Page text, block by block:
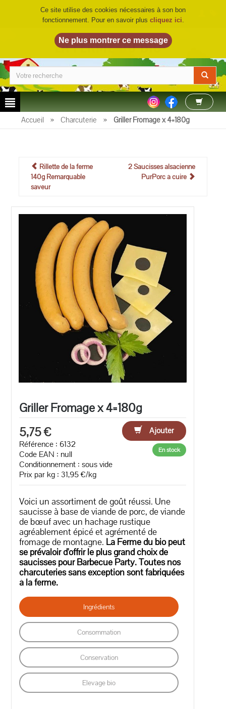
LA FERME DU BIO©
Accueil » Charcuterie » Griller Fromage x 4=180g
Rillette de la ferme
140g Remarquable
saveur
2 Saucisses alsacienne
PurPorc à cuire
Griller Fromage x 4=180g
5,75 €
Ajouter
Référence : 6132
Code EAN : null
Conditionnement : sous vide
Prix par kg : 31,95 €/kg
En stock
Voici un assortiment de goût réussi. Une
saucisse à base de viande de porc, de viande
de bœuf avec un hachage rustique
agréablement épicé et agrémenté de
fromage de montagne. La Ferme du bio peut
se prévaloir d'offrir le plus grand choix de
saucisses pour Barbecue Party.Toutes nos
charcuteries sans exception sont fabriquées
à la ferme.
Ingrédients
Consommation
Conservation
Elevage bio
Ce site utilise des cookies nécessaires à son bon
fonctionnement. Pour en savoir plus cliquez ici.